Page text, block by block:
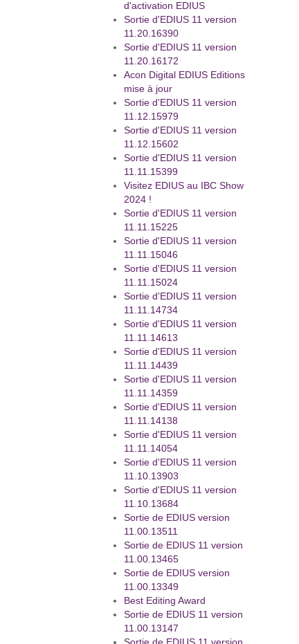
d'activation EDIUS
Sortie d'EDIUS 11 version
11.20.16390
Sortie d'EDIUS 11 version
11.20.16172
Acon Digital EDIUS Editions
mise à jour
Sortie d'EDIUS 11 version
11.12.15979
Sortie d'EDIUS 11 version
11.12.15602
Sortie d'EDIUS 11 version
11.11.15399
Visitez EDIUS au IBC Show
2024 !
Sortie d'EDIUS 11 version
11.11.15225
Sortie d'EDIUS 11 version
11.11.15046
Sortie d'EDIUS 11 version
11.11.15024
Sortie d'EDIUS 11 version
11.11.14734
Sortie d'EDIUS 11 version
11.11.14613
Sortie d'EDIUS 11 version
11.11.14439
Sortie d'EDIUS 11 version
11.11.14359
Sortie d'EDIUS 11 version
11.11.14138
Sortie d'EDIUS 11 version
11.11.14054
Sortie d'EDIUS 11 version
11.10.13903
Sortie d'EDIUS 11 version
11.10.13684
Sortie de EDIUS version
11.00.13511
Sortie de EDIUS 11 version
11.00.13465
Sortie de EDIUS version
11.00.13349
Best Editing Award
Sortie de EDIUS 11 version
11.00.13147